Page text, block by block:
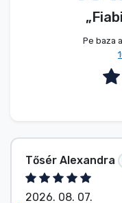
Pe baza
Tősér Alexandra
2026. 08. 07.